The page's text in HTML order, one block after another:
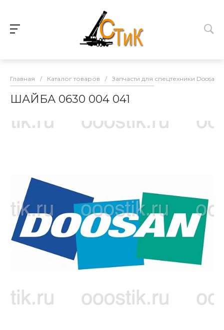
Главная / Каталог товаров / Запчасти для спецтехники Doosan
ШАЙБА 0630 004 041